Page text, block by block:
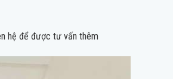
hệ để được tư vấn thêm